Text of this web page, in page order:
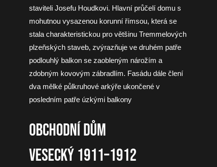
staviteli Josefu Houdkovi. Hlavní průčelí domu s
mohutnou vysazenou korunní římsou, která se
stala charakteristickou pro většinu Tremmelových
plzeňských staveb, zvýrazňuje ve druhém patře
podlouhlý balkon se zaobleným nárožím a
zdobným kovovým zábradlím. Fasádu dále člení
dva mělké půlkruhové arkýře ukončené v
posledním patře úzkými balkony
OBCHODNÍ DŮM
VESECKÝ 1911–1912